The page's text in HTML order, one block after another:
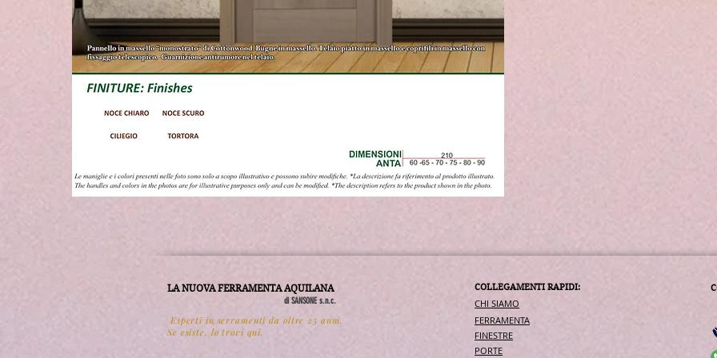
LA NUOVA FERRAMENTA AQUILANA
di SANSONE s.n.c.
Esperti in serramenti da oltre 25 anni.
Se esiste, lo trovi qui.
COLLEGAMENTI RAPIDI:
CHI SIAMO
FERRAMENTA
FINESTRE
PORTE